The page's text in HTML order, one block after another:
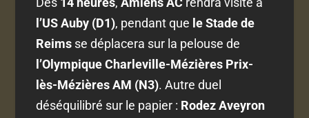
l’US Auby (D1), pendant que le Stade de
Reims se déplacera sur la pelouse de
l’Olympique Charleville-Mézières Prix-
lès-Mézières AM (N3). Autre duel
déséquilibré sur le papier : Rodez Aveyron